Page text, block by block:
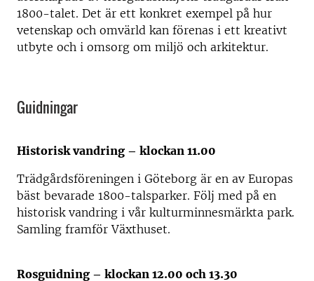
1800-talet. Det är ett konkret exempel på hur
vetenskap och omvärld kan förenas i ett kreativt
utbyte och i omsorg om miljö och arkitektur.
Guidningar
Historisk vandring – klockan 11.00
Trädgårdsföreningen i Göteborg är en av Europas
bäst bevarade 1800-talsparker. Följ med på en
historisk vandring i vår kulturminnesmärkta park.
Samling framför Växthuset.
Rosguidning – klockan 12.00 och 13.30